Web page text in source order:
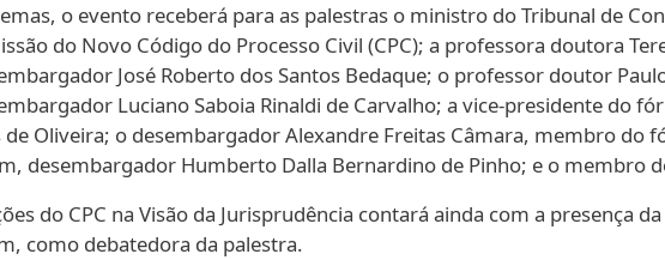
o evento receberá para as palestras o ministro do Tribunal de
do Novo Código do Processo Civil (CPC); a professora doutora
José Roberto dos Santos Bedaque; o professor doutor
Luciano Saboia Rinaldi de Carvalho; a vice-presidente do
de Oliveira; o desembargador Alexandre Freitas Câmara, membro
desembargador Humberto Dalla Bernardino de Pinho; e o membro
do CPC na Visão da Jurisprudência contará ainda com a presença
como debatedora da palestra.